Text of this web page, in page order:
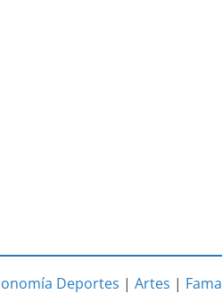
Deportes | Artes | Fama